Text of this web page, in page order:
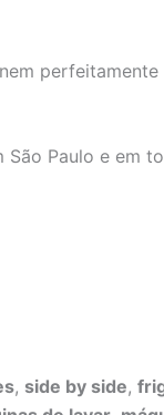
perfeitamente
Paulo e em
, side by side,